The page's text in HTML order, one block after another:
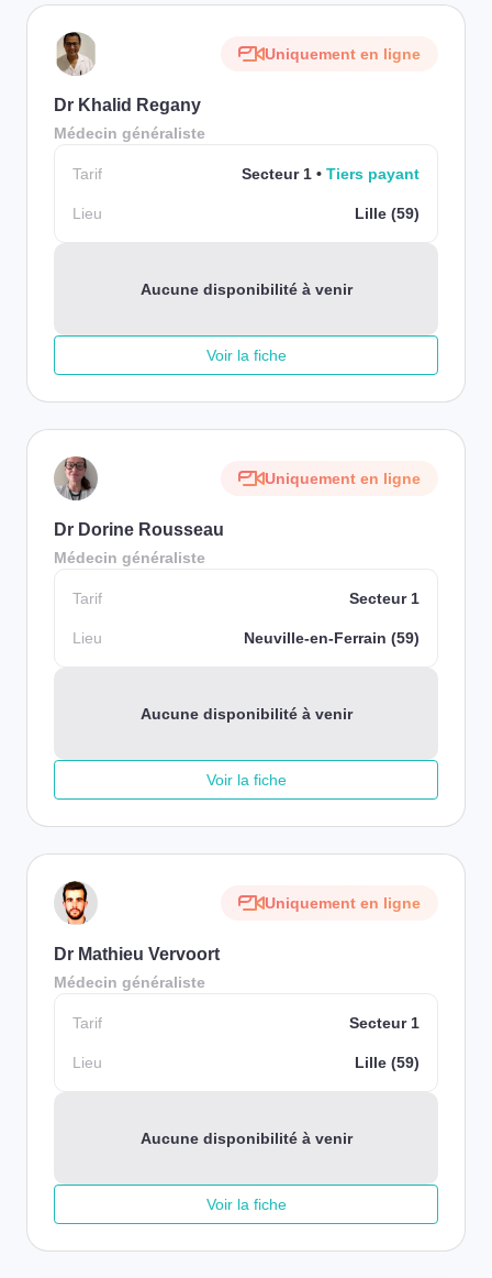
Uniquement en ligne
Dr Khalid Regany
Médecin généraliste
Tarif Secteur 1 Tiers payant
Lieu Lille (59)
Aucune disponibilité à venir
Voir la fiche
Uniquement en ligne
Dr Dorine Rousseau
Médecin généraliste
Tarif Secteur 1
Lieu Neuville-en-Ferrain (59)
Aucune disponibilité à venir
Voir la fiche
Uniquement en ligne
Dr Mathieu Vervoort
Médecin généraliste
Tarif Secteur 1
Lieu Lille (59)
Aucune disponibilité à venir
Voir la fiche